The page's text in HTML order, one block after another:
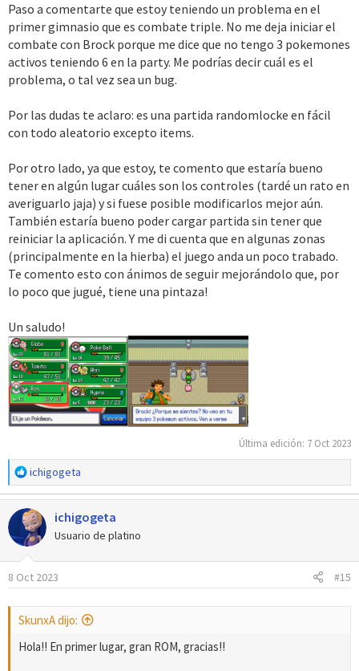
Paso a comentarte que estoy teniendo un problema en el
primer gimnasio que es combate triple. No me deja iniciar el
combate con Brock porque me dice que no tengo 3 pokemones
activos teniendo 6 en la party. Me podrías decir cuál es el
problema, o tal vez sea un bug.
Por las dudas te aclaro: es una partida randomlocke en fácil
con todo aleatorio excepto items.
Por otro lado, ya que estoy, te comento que estaría bueno
tener en algún lugar cuáles son los controles (tardé un rato en
averiguarlo jaja) y si fuese posible modificarlos mejor aún.
También estaría bueno poder cargar partida sin tener que
reiniciar la aplicación. Y me di cuenta que en algunas zonas
(principalmente en la hierba) el juego anda un poco trabado.
Te comento esto con ánimos de seguir mejorándolo que, por
lo poco que jugué, tiene una pintaza!
Un saludo!
Última edición: 7 Oct 2023
R
e
a
c
c
i
o
n
:
ichigogeta
ichigogeta
Usuario de platino
8 Oct 2023 #15
SkunxA dijo:
Hola!! En primer lugar, gran ROM, gracias!!